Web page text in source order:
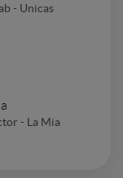
- Unicas
- La Mia